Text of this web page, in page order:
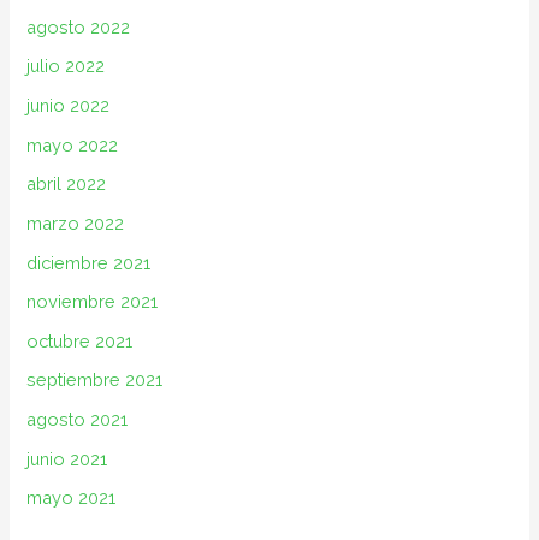
agosto 2022
julio 2022
junio 2022
mayo 2022
abril 2022
marzo 2022
diciembre 2021
noviembre 2021
octubre 2021
septiembre 2021
agosto 2021
junio 2021
mayo 2021